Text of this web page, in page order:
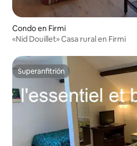
Condo en Firmi
«Nid Douillet» Casa rural en Firmi
Superanfitrión
Superanfitrión